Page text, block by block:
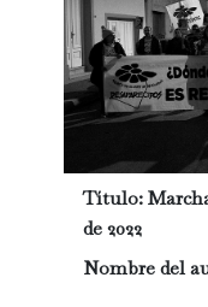
Título:
de 2022
Nombre del